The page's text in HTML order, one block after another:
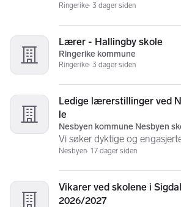
Ringerike 3 dager siden
Lærer - Hallingby skole
Ringerike kommune
Ringerike 3 dager siden
Ledige lærerstillinger ved
le
Nesbyen kommune Nesbyen
Vi søker dyktige og
Nesbyen 17 dager siden
Vikarer ved skolene i
2026/2027